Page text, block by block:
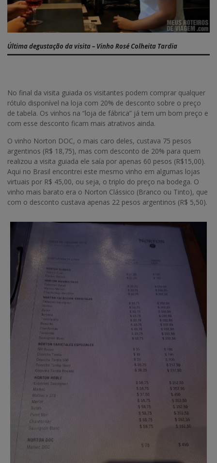
Última degustação da visita – Vinho Rosé Colheita Tardia
No final da visita guiada os visitantes podem comprar qualquer
rótulo disponível na loja com 20% de desconto sobre o preço
de tabela. Os vinhos na “loja de fábrica” já tem um bom preço e
com esse desconto ficam mais atrativos ainda.
O vinho Norton DOC, o mais caro deles, custava 75 pesos
argentinos (R$ 18,75), mas com desconto de 20% para quem
realizou a visita guiada ele saía por apenas 60 pesos (R$15,00).
Aqui no Brasil encontrei este mesmo vinho em algumas lojas
virtuais por R$ 45,00, ou seja, o triplo do preço na bodega. O
vinho mais barato era o Norton Clássico (Branco ou Tinto), que
com o desconto custava apenas 22 pesos argentinos (R$ 5,50).